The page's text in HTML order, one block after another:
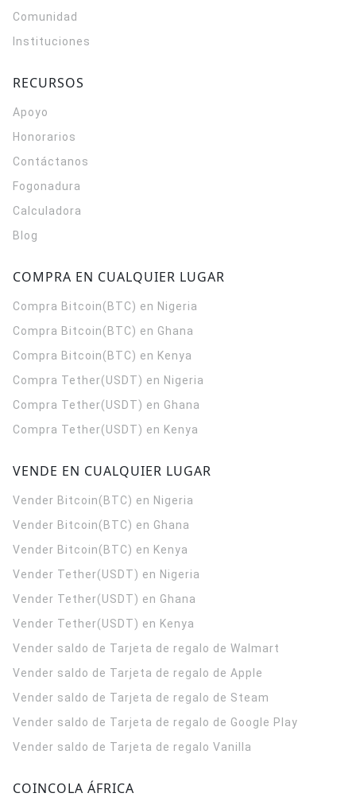
Comunidad
Instituciones
RECURSOS
Apoyo
Honorarios
Contáctanos
Fogonadura
Calculadora
Blog
COMPRA EN CUALQUIER LUGAR
Compra Bitcoin(BTC) en Nigeria
Compra Bitcoin(BTC) en Ghana
Compra Bitcoin(BTC) en Kenya
Compra Tether(USDT) en Nigeria
Compra Tether(USDT) en Ghana
Compra Tether(USDT) en Kenya
VENDE EN CUALQUIER LUGAR
Vender Bitcoin(BTC) en Nigeria
Vender Bitcoin(BTC) en Ghana
Vender Bitcoin(BTC) en Kenya
Vender Tether(USDT) en Nigeria
Vender Tether(USDT) en Ghana
Vender Tether(USDT) en Kenya
Vender saldo de Tarjeta de regalo de Walmart
Vender saldo de Tarjeta de regalo de Apple
Vender saldo de Tarjeta de regalo de Steam
Vender saldo de Tarjeta de regalo de Google Play
Vender saldo de Tarjeta de regalo Vanilla
COINCOLA ÁFRICA